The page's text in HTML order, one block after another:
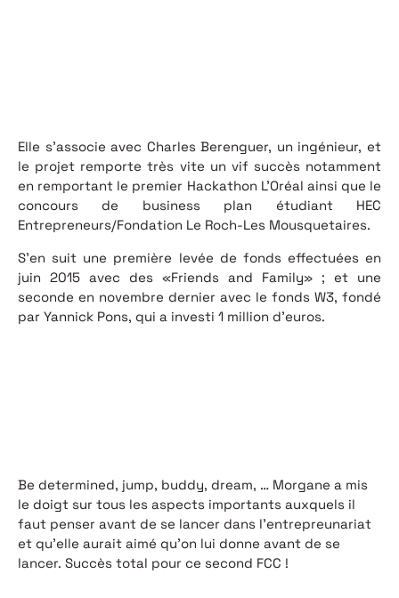
Elle s’associe avec Charles Berenguer, un ingénieur, et
le projet remporte très vite un vif succès notamment
en remportant le premier Hackathon L’Oréal ainsi que le
concours de business plan étudiant HEC
Entrepreneurs/Fondation Le Roch-Les Mousquetaires.
S’en suit une première levée de fonds effectuées en
juin 2015 avec des «Friends and Family» ; et une
seconde en novembre dernier avec le fonds W3, fondé
par Yannick Pons, qui a investi 1 million d’euros.
Be determined, jump, buddy, dream, … Morgane a mis
le doigt sur tous les aspects importants auxquels il
faut penser avant de se lancer dans l’entrepreunariat
et qu’elle aurait aimé qu’on lui donne avant de se
lancer. Succès total pour ce second FCC !